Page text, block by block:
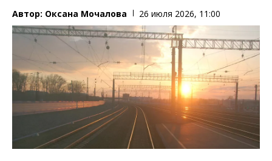
Автор: Оксана Мочалова 26 июля 2026, 11:00